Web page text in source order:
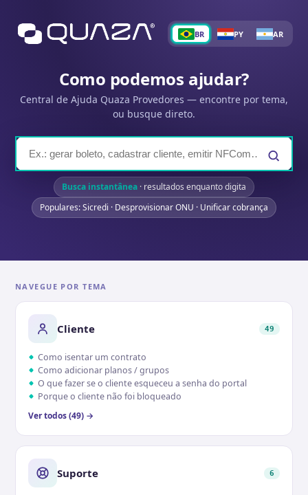
BR PY AR
Como podemos ajudar?
Central de Ajuda Quaza Provedores — encontre por tema,
ou busque direto.
Busca instantânea · resultados enquanto digita
Populares: Sicredi · Desprovisionar ONU · Unificar cobrança
NAVEGUE POR TEMA
Cliente 49
Como isentar um contrato
Como adicionar planos / grupos
O que fazer se o cliente esqueceu a senha do portal
Porque o cliente não foi bloqueado
Ver todos (49) →
Suporte 6